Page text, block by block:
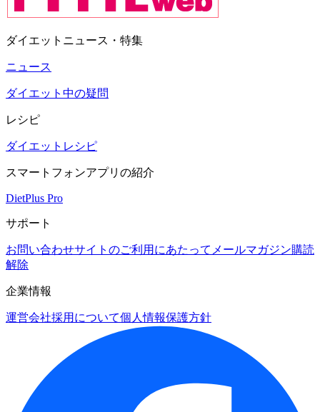
ダイエットニュース・特集
ニュース
ダイエット中の疑問
レシピ
ダイエットレシピ
スマートフォンアプリの紹介
DietPlus Pro
サポート
お問い合わせサイトのご利用にあたって メールマガジン購読
解除
企業情報
運営会社採用について個人情報保護方針